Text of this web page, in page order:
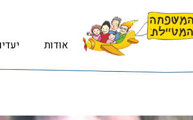
אודות